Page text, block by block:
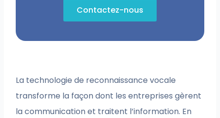
Contactez-nous
La technologie de reconnaissance vocale
transforme la façon dont les entreprises gèrent
la communication et traitent l’information. En